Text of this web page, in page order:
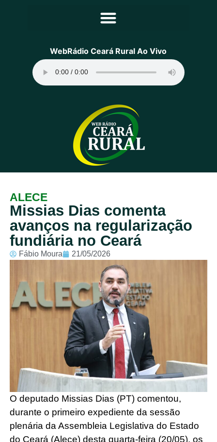
Principal
Programação
Equipe
Contato
Sobre
WebRádio Ceará Rural Ao Vivo
ALECE
Missias Dias comenta
avanços na regularização
fundiária no Ceará
Fábio Moura 21/05/2026
O deputado Missias Dias (PT) comentou,
durante o primeiro expediente da sessão
plenária da Assembleia Legislativa do Estado
do Ceará (Alece) desta quarta-feira (20/05), os